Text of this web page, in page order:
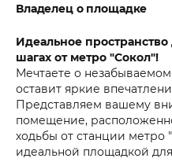
Владелец о площадке
Идеальное
шагах от метро "Сокол"!
Мечтаете о
оставит яркие
Представляем вашему
помещение,
ходьбы от станции метро
идеальной площадкой